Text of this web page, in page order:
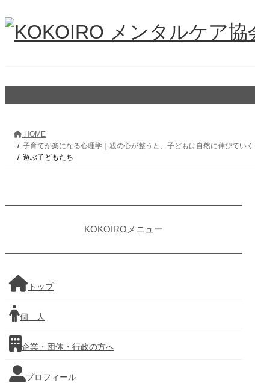
ン
ス
ビ
ン
HOME
子育てが楽になる心理学｜親の心が整うと、子どもは自然に伸びていく
遊ぶ子どもたち
KOKOIROメニュー
トップ
個 人
企業・団体・行政の方へ
プロフィール